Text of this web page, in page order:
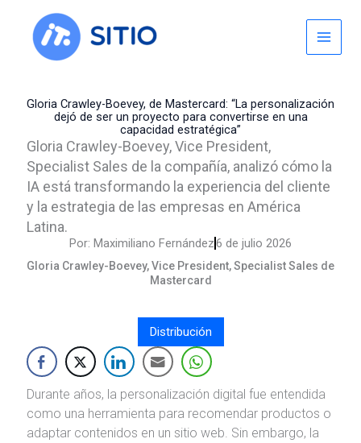
content
Gloria Crawley-Boevey, de Mastercard: “La personalización
dejó de ser un proyecto para convertirse en una
capacidad estratégica”
Gloria Crawley-Boevey, Vice President,
Specialist Sales de la compañía, analizó cómo la
IA está transformando la experiencia del cliente
y la estrategia de las empresas en América
Latina.
Por: Maximiliano Fernández6 de julio 2026
Gloria Crawley-Boevey, Vice President, Specialist Sales de
Mastercard
Distribución
Durante años, la personalización digital fue entendida
como una herramienta para recomendar productos o
adaptar contenidos en un sitio web. Sin embargo, la